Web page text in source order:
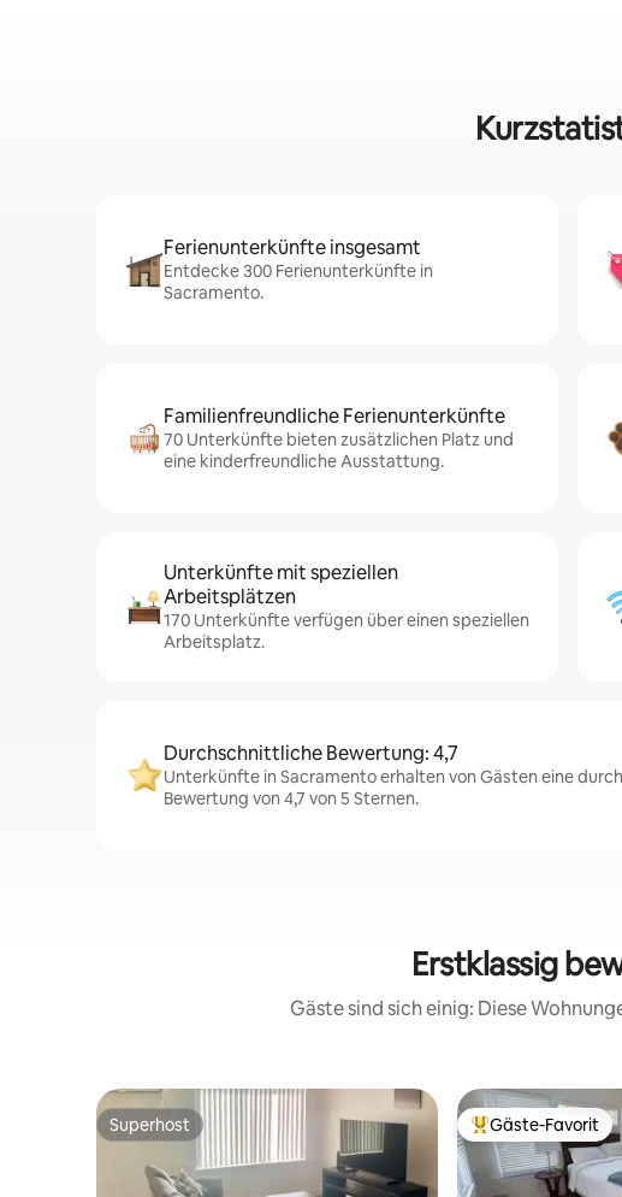
Ferienunterkünfte insgesamt
Entdecke 300 Ferienunterkünfte in
Sacramento.
Familienfreundliche Ferienunterkünfte
70 Unterkünfte bieten zusätzlichen Platz und
eine kinderfreundliche Ausstattung.
Unterkünfte mit speziellen
Arbeitsplätzen
170 Unterkünfte verfügen über einen speziellen
Arbeitsplatz.
Durchschnittliche Bewertung: 4,7
Unterkünfte in Sacramento erhalten von Gästen eine
Bewertung von 4,7 von 5 Sternen.
Erstklassig
Gäste sind sich einig: Diese
Superhost
Superhost Beliebter Gäste-
Gäste-Favorit